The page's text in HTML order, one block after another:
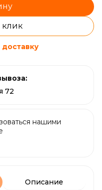
клик
доставку
72
нашими
Описание